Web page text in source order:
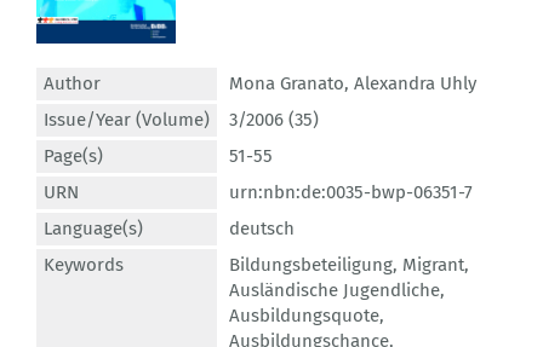
Author Mona Granato, Alexandra Uhly
Issue/Year (Volume)
3/2006 (35)
Page(s)
51-55
URN
urn:nbn:de:0035-bwp-06351-7
Language(s)
deutsch
Keywords
Bildungsbeteiligung, Migrant,
Ausländische Jugendliche,
Ausbildungsquote,
Ausbildungschance,